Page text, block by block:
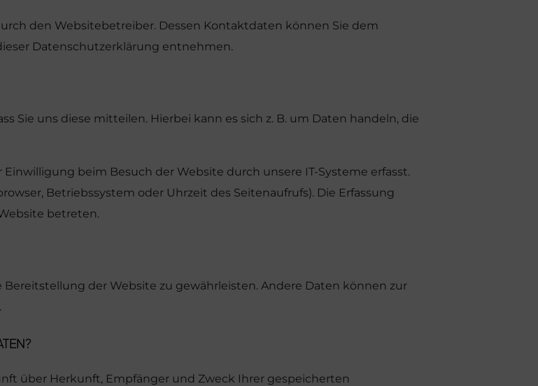
den Websitebetreiber. Dessen Kontaktdaten können Sie dem
Datenschutzerklärung entnehmen.
Sie uns diese mitteilen. Hierbei kann es sich z. B. um Daten handeln, die
beim Besuch der Website durch unsere IT-Systeme erfasst.
Betriebssystem oder Uhrzeit des Seitenaufrufs). Die Erfassung
betreten.
der Website zu gewährleisten. Andere Daten können zur
über Herkunft, Empfänger und Zweck Ihrer gespeicherten